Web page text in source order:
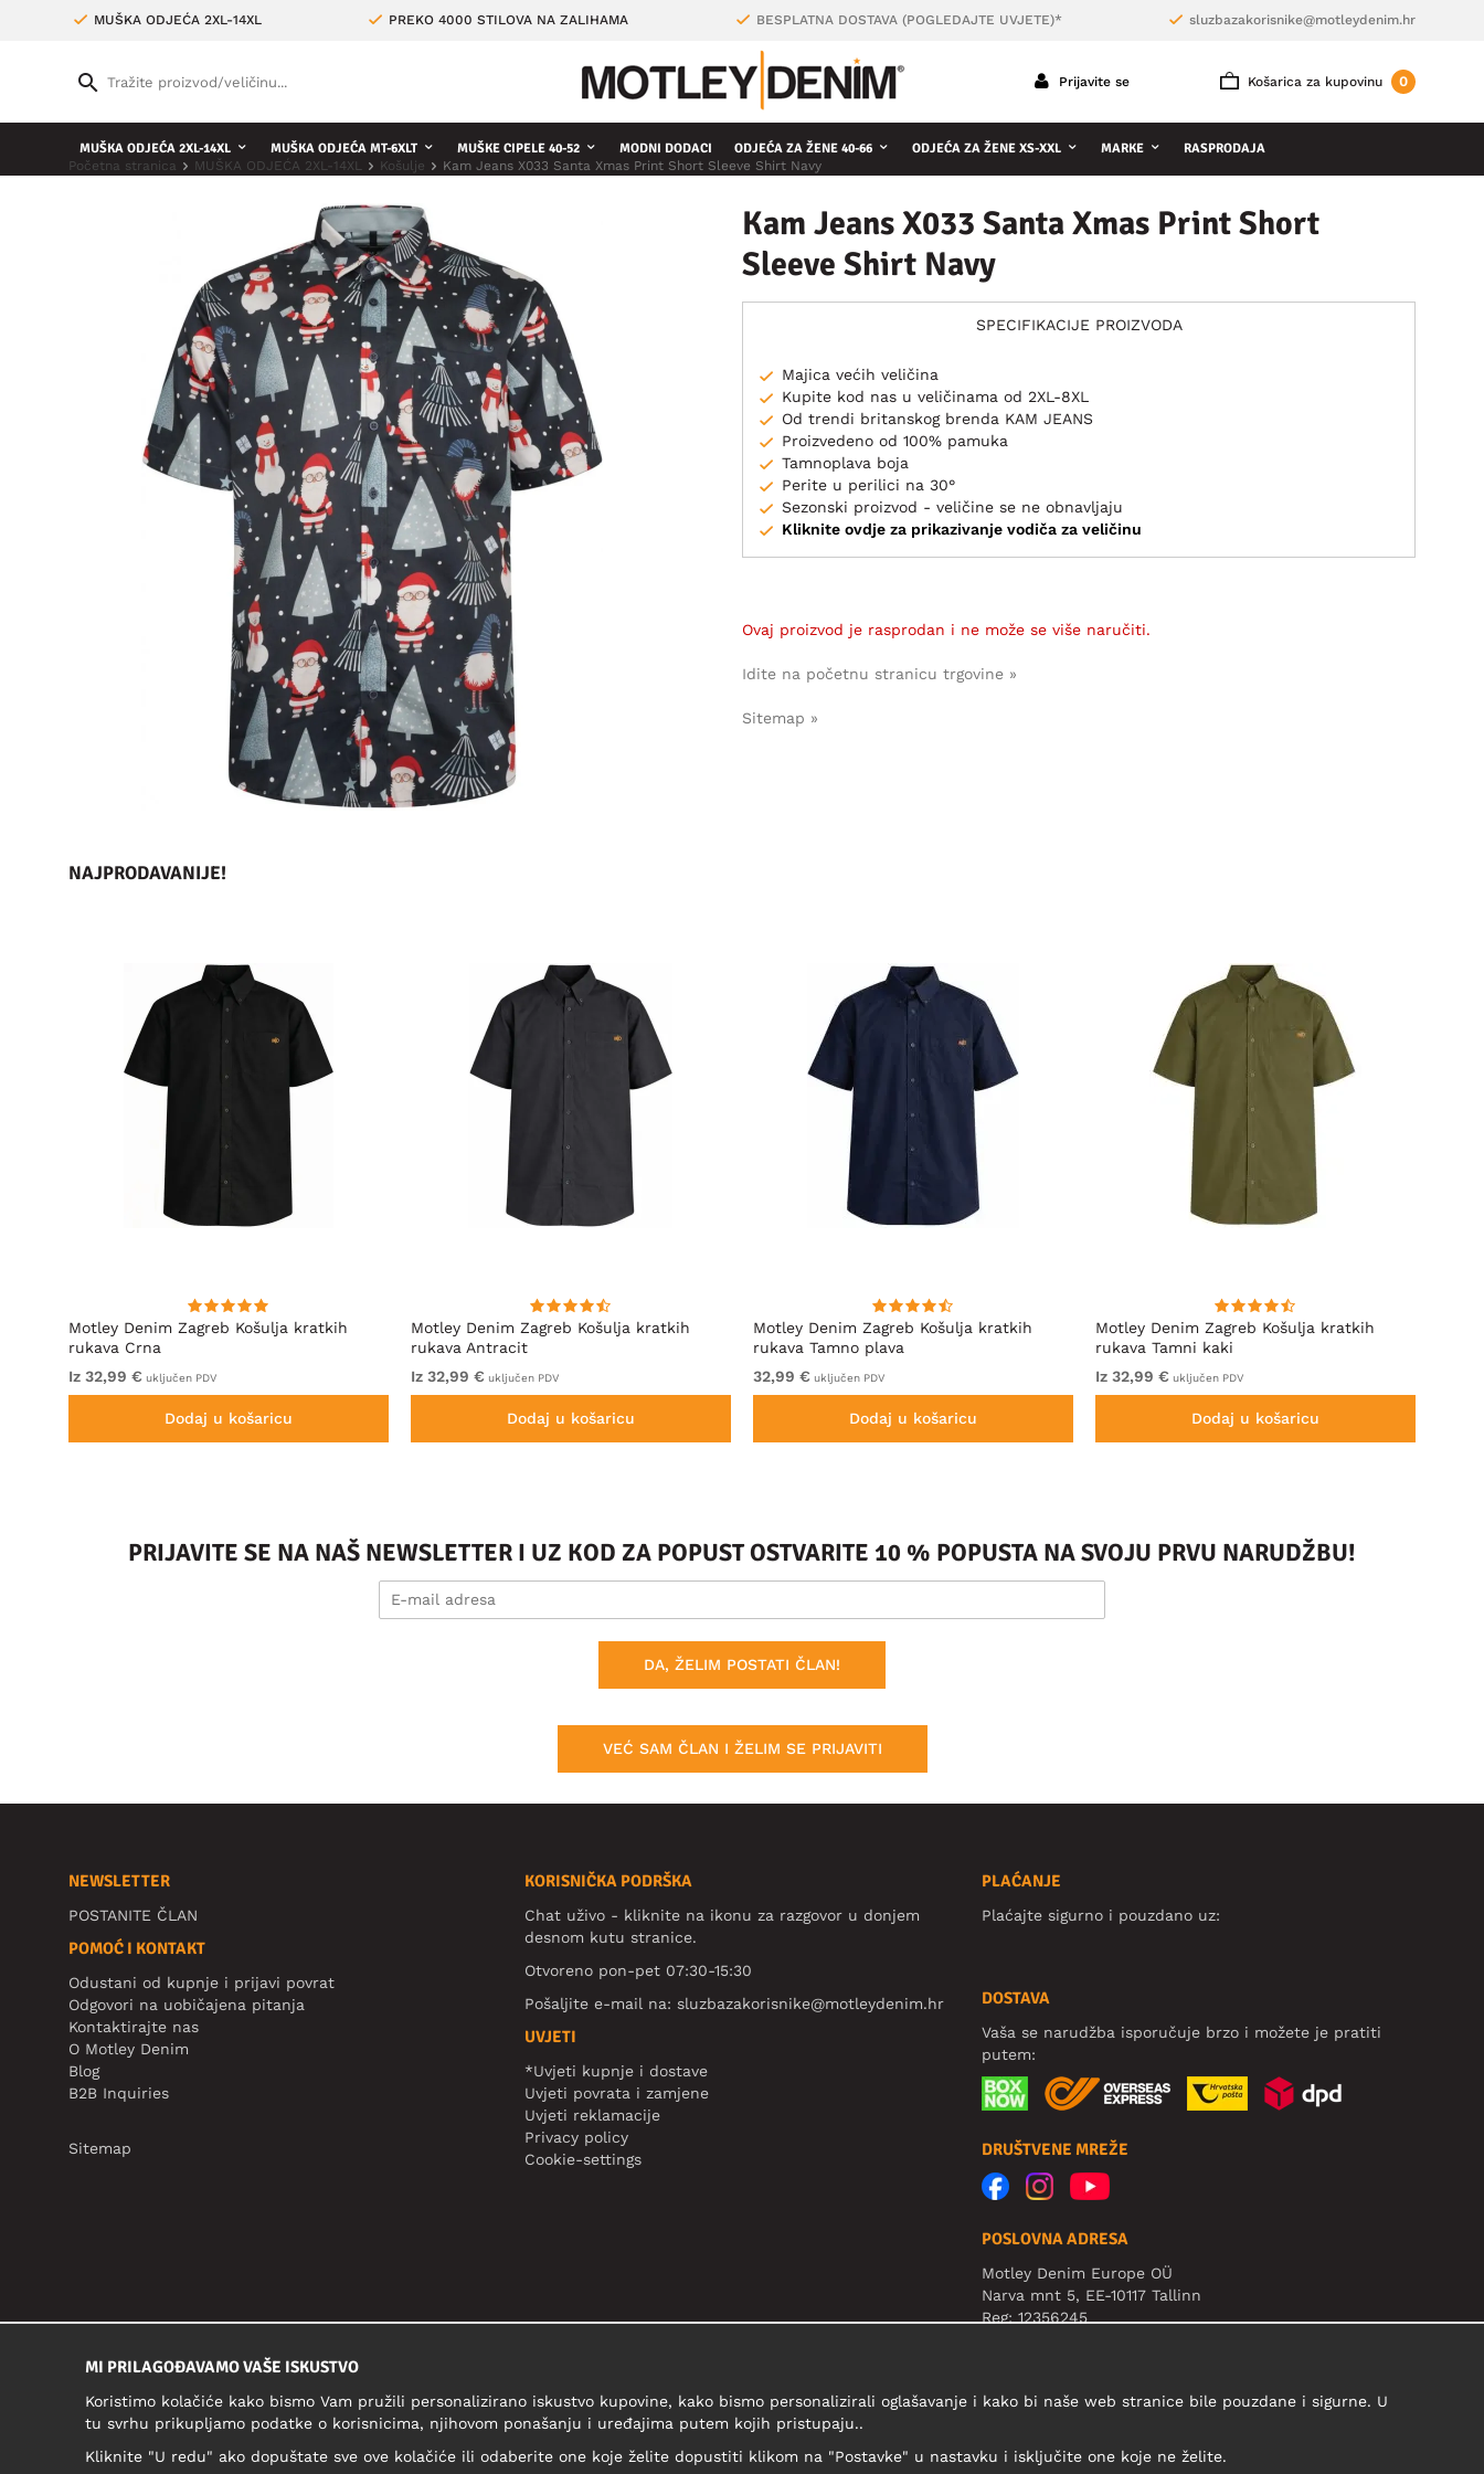
MUŠKA ODJEĆA 2XL-14XL PREKO 4000 STILOVA NA ZALIHAMA BESPLATNA DOSTAVA (POGLEDAJTE UVJETE)* sluzbazakorisnike@motleydenim.hr
Košarica za kupovinu 0
Prijavite se
MUŠKA ODJEĆA 2XL-14XL MUŠKA ODJEĆA MT-6XLT MUŠKE CIPELE 40-52 MODNI DODACI ODJEĆA ZA ŽENE 40-66 ODJEĆA ZA ŽENE XS-XXL MARKE RASPRODAJA
Početna stranica MUŠKA ODJEĆA 2XL-14XL Košulje Kam Jeans X033 Santa Xmas Print Short Sleeve Shirt Navy
Kam Jeans X033 Santa Xmas Print Short
Sleeve Shirt Navy
SPECIFIKACIJE PROIZVODA
Majica većih veličina
Kupite kod nas u veličinama od 2XL-8XL
Od trendi britanskog brenda KAM JEANS
Proizvedeno od 100% pamuka
Tamnoplava boja
Perite u perilici na 30°
Sezonski proizvod - veličine se ne obnavljaju
Kliknite ovdje za prikazivanje vodiča za veličinu
Ovaj proizvod je rasprodan i ne može se više naručiti.
Idite na početnu stranicu trgovine »
Sitemap »
NAJPRODAVANIJE!
Motley Denim Zagreb Košulja kratkih
rukava Crna
Iz 32,99 € uključen PDV
Dodaj u košaricu
Motley Denim Zagreb Košulja kratkih
rukava Antracit
Iz 32,99 € uključen PDV
Dodaj u košaricu
Motley Denim Zagreb Košulja kratkih
rukava Tamno plava
32,99 € uključen PDV
Dodaj u košaricu
Motley Denim Zagreb Košulja kratkih
rukava Tamni kaki
Iz 32,99 € uključen PDV
Dodaj u košaricu
PRIJAVITE SE NA NAŠ NEWSLETTER I UZ KOD ZA POPUST OSTVARITE 10 % POPUSTA NA SVOJU PRVU NARUDŽBU!
DA, ŽELIM POSTATI ČLAN!
VEĆ SAM ČLAN I ŽELIM SE PRIJAVITI
NEWSLETTER
POSTANITE ČLAN
POMOĆ I KONTAKT
Odustani od kupnje i prijavi povrat
Odgovori na uobičajena pitanja
Kontaktirajte nas
O Motley Denim
Blog
B2B Inquiries
Sitemap
KORISNIČKA PODRŠKA
Chat uživo - kliknite na ikonu za razgovor u donjem
desnom kutu stranice.
Otvoreno pon-pet 07:30-15:30
Pošaljite e-mail na:sluzbazakorisnike@motleydenim.hr
UVJETI
*Uvjeti kupnje i dostave
Uvjeti povrata i zamjene
Uvjeti reklamacije
Privacy policy
Cookie-settings
PLAĆANJE
Plaćajte sigurno i pouzdano uz:
DOSTAVA
Vaša se narudžba isporučuje brzo i možete je pratiti
putem:
DRUŠTVENE MREŽE
POSLOVNA ADRESA
Motley Denim Europe OÜ
Narva mnt 5, EE-10117 Tallinn
Reg: 12356245
MI PRILAGOĐAVAMO VAŠE ISKUSTVO
Koristimo kolačiće kako bismo Vam pružili personalizirano iskustvo kupovine, kako bismo personalizirali oglašavanje i kako bi naše web stranice bile pouzdane i sigurne. U
tu svrhu prikupljamo podatke o korisnicima, njihovom ponašanju i uređajima putem kojih pristupaju..
Kliknite "U redu" ako dopuštate sve ove kolačiće ili odaberite one koje želite dopustiti klikom na "Postavke" u nastavku i isključite one koje ne želite.